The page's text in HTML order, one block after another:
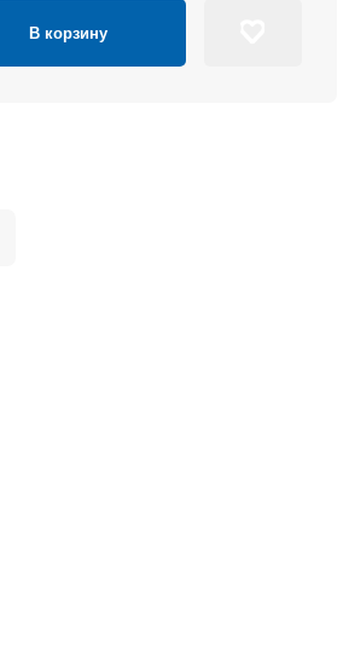
В корзину